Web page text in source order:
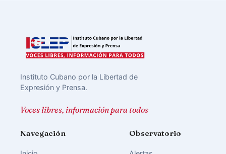
Instituto Cubano por la Libertad de
Expresión y Prensa.
Voces libres, información para todos
Navegación Observatorio